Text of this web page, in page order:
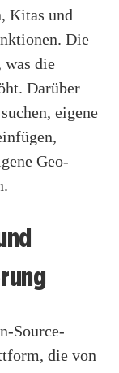
Kitas und
Die
was die
Darüber
eigene
Geo-
Source-
die von